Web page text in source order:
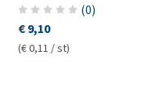
(0)
€ 9,10
(€ 0,11 / st)